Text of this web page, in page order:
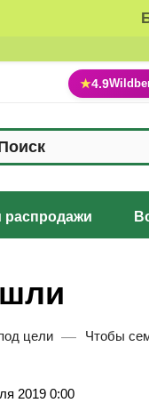
★4.9
распродажи
цели — Чтобы
2019 0:00